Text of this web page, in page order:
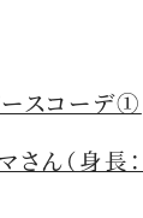
ースコーデ①
さん（身長